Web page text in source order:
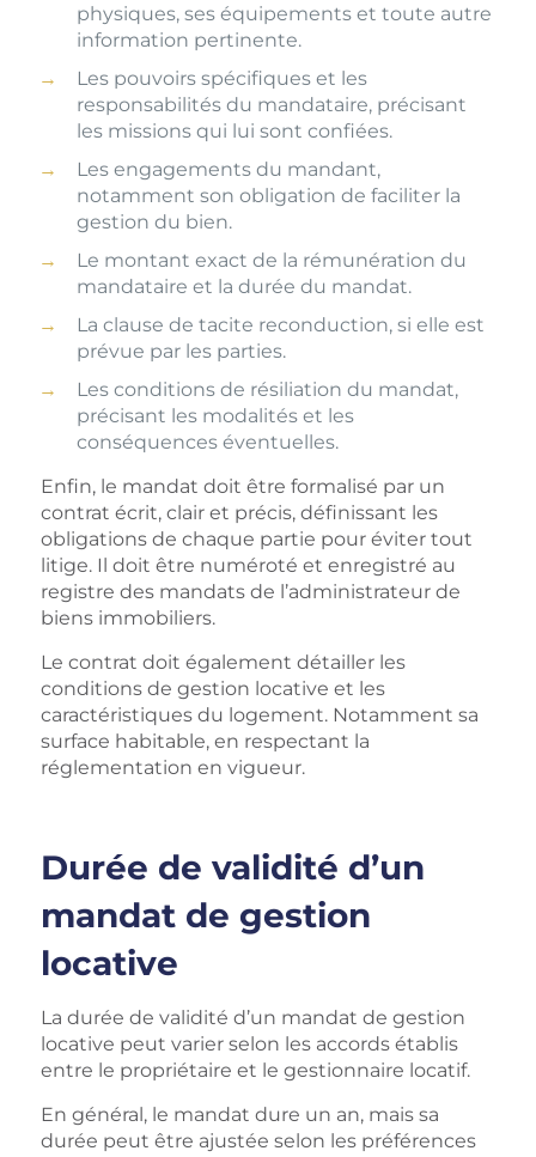
physiques, ses équipements et toute autre
information pertinente.
Les pouvoirs spécifiques et les
responsabilités du mandataire, précisant
les missions qui lui sont confiées.
Les engagements du mandant,
notamment son obligation de faciliter la
gestion du bien.
Le montant exact de la rémunération du
mandataire et la durée du mandat.
La clause de tacite reconduction, si elle est
prévue par les parties.
Les conditions de résiliation du mandat,
précisant les modalités et les
conséquences éventuelles.
Enfin, le mandat doit être formalisé par un
contrat écrit, clair et précis, définissant les
obligations de chaque partie pour éviter tout
litige. Il doit être numéroté et enregistré au
registre des mandats de l’administrateur de
biens immobiliers.
Le contrat doit également détailler les
conditions de gestion locative et les
caractéristiques du logement. Notamment sa
surface habitable, en respectant la
réglementation en vigueur.
Durée de validité d’un
mandat de gestion
locative
La durée de validité d’un mandat de gestion
locative peut varier selon les accords établis
entre le propriétaire et le gestionnaire locatif.
En général, le mandat dure un an, mais sa
durée peut être ajustée selon les préférences